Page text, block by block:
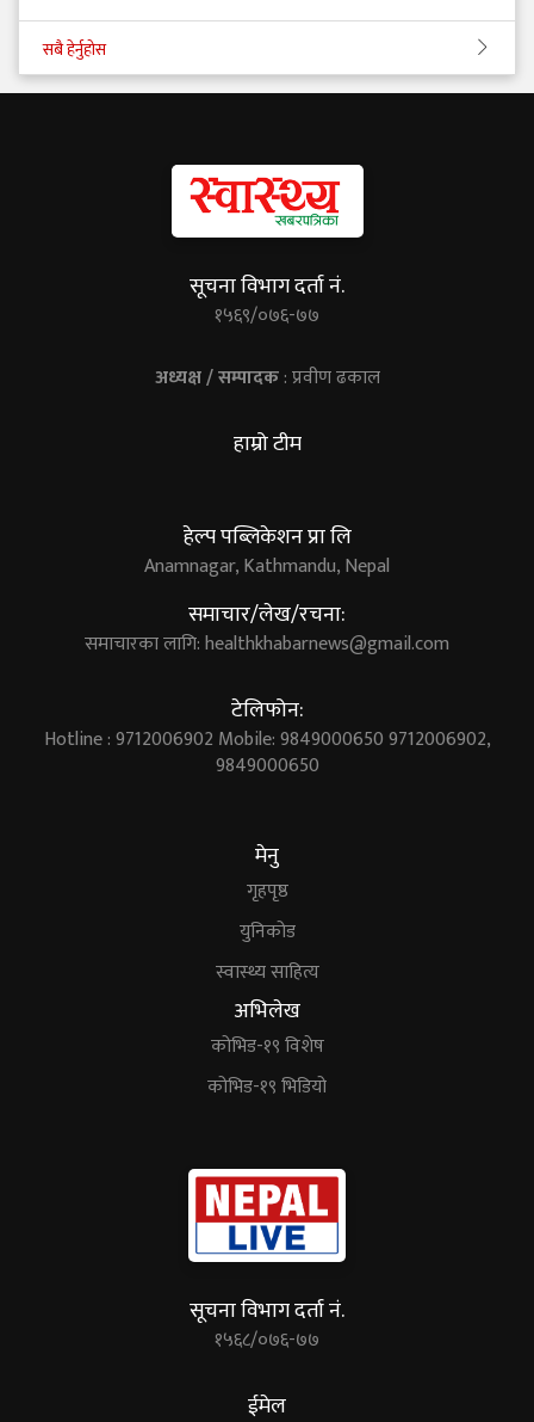
सबै हेर्नुहोस
सूचना विभाग दर्ता नं.
१५६९/०७६-७७
अध्यक्ष / सम्पादक: प्रवीण ढकाल
हाम्रो टीम
हेल्प पब्लिकेशन प्रा लि
Anamnagar, Kathmandu, Nepal
समाचार/लेख/रचना:
समाचारका लागि:healthkhabarnews@gmail.com
टेलिफोन:
Hotline : 9712006902 Mobile: 9849000650 9712006902,
9849000650
मेनु
गृहपृष्ठ
युनिकोड
स्वास्थ्य साहित्य
अभिलेख
कोभिड-१९ विशेष
कोभिड-१९ भिडियो
सूचना विभाग दर्ता नं.
१५६८/०७६-७७
ईमेल